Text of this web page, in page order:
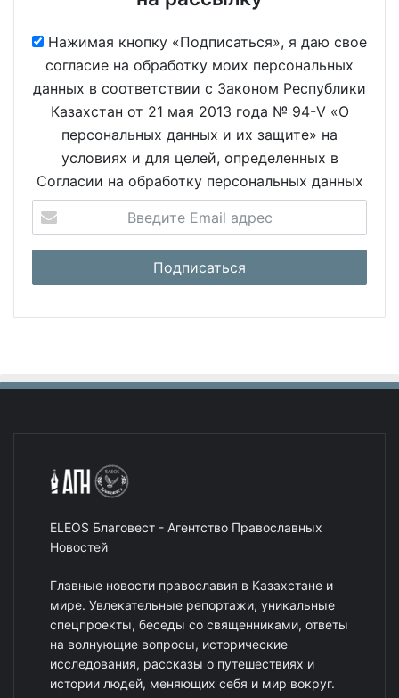
Нажимая кнопку «Подписаться», я даю свое
согласие на обработку моих персональных
данных в соответствии с Законом Республики
Казахстан от 21 мая 2013 года № 94-V «О
персональных данных и их защите» на
условиях и для целей, определенных в
Согласии на обработку персональных данных
ELEOS Благовест - Агентство Православных
Новостей
Главные новости православия в Казахстане и
мире. Увлекательные репортажи, уникальные
спецпроекты, беседы со священниками, ответы
на волнующие вопросы, исторические
исследования, рассказы о путешествиях и
истории людей, меняющих себя и мир вокруг.